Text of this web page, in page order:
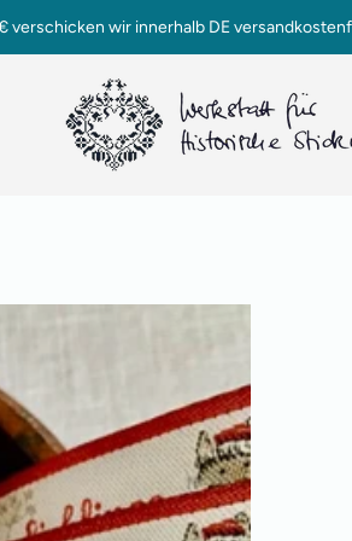
verschicken wir innerhalb DE